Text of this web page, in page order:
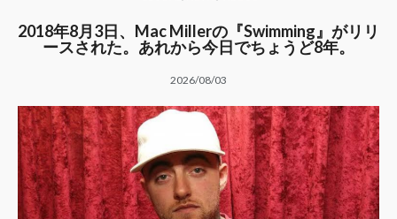
2018年8月3日、Mac Millerの『Swimming』がリリ
ースされた。あれから今日でちょうど8年。
2026/08/03